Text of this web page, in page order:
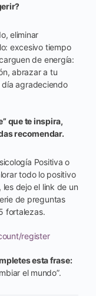
eliminar
excesivo tiempo
de energía:
abrazar a tu
día agradeciendo
que te inspira,
recomendar.
Positiva o
todo lo positivo
dejo el link de un
de preguntas
fortalezas.
register
esta frase:
el mundo”.